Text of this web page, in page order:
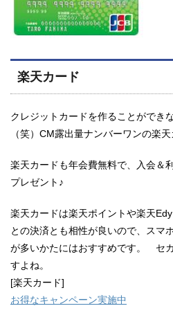
楽天カード
クレジットカードを作ることができ
（笑）CM露出量ナンバーワンの楽天
楽天カードも年会費無料で、入会＆
プレゼント♪
楽天カードは楽天ポイントや楽天
との決済とも相性が良いので、スマ
が多いかたにはおすすめです。 セ
すよね。
[楽天カード]
お得なキャンペーン実施中